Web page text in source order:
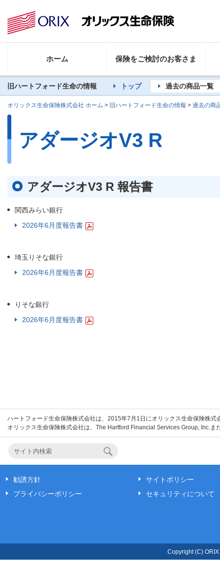
ホーム 保険をご検討のお客さま
旧ハートフォード生命の情報 トップ 過去の商品一覧
オリックス生命保険株式会社 ホーム > 旧ハートフォード生命の情報 > 過去の商
アダージオV3 R
アダージオV3 R 報告書
関西みらい銀行
2026年6月度報告書
埼玉りそな銀行
2026年6月度報告書
りそな銀行
2026年6月度報告書
ハートフォード生命保険株式会社は、2015年7月1日にオリックス生命保険株
オリックス生命保険株式会社は、The Hartford Financial Services Group, Inc.ま
勧誘方針
プライバシーポリシー
サイトポリシー
セキュリティについて
Copyright (C)